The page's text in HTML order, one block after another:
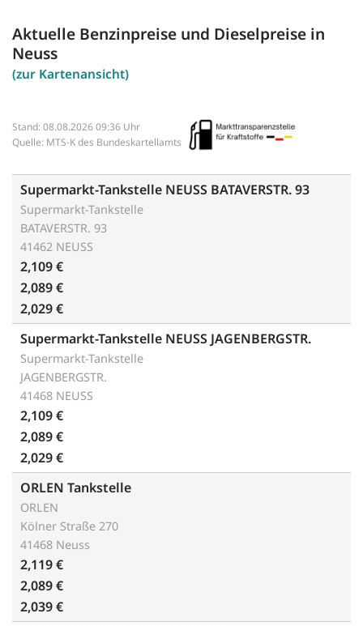
Aktuelle Benzinpreise und Dieselpreise in
Neuss
(zur Kartenansicht)
Stand: 08.08.2026 09:36 Uhr
Quelle: MTS-K des Bundeskartellamts
Supermarkt-Tankstelle NEUSS BATAVERSTR. 93
Supermarkt-Tankstelle
BATAVERSTR. 93
41462 NEUSS
2,109 €
2,089 €
2,029 €
Supermarkt-Tankstelle NEUSS JAGENBERGSTR.
Supermarkt-Tankstelle
JAGENBERGSTR.
41468 NEUSS
2,109 €
2,089 €
2,029 €
ORLEN Tankstelle
ORLEN
Kölner Straße 270
41468 Neuss
2,119 €
2,089 €
2,039 €